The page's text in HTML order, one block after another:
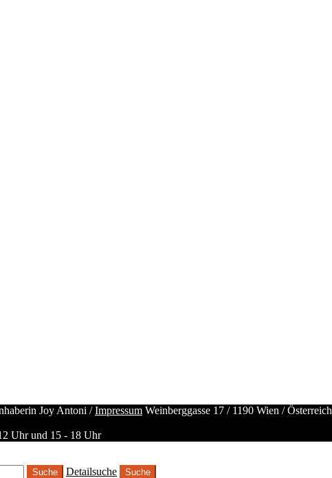
Joy Antoni /Impressum Weinberggasse 17 / 1190 Wien / Österreich
Uhr und 15 - 18 Uhr
Detailsuche Suche